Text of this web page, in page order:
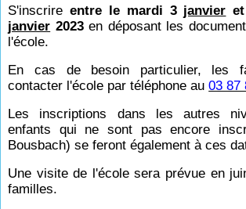
S'inscrireentre le mardi 3 janvier
janvier 2023en déposant les
l'école.
En cas de besoin particulier, les
contacter l'école par téléphone au03 87
Les inscriptions dans les autres
enfants qui ne sont pas encore
Bousbach) se feront également à ces
Une visite de l'école sera prévue en
familles.